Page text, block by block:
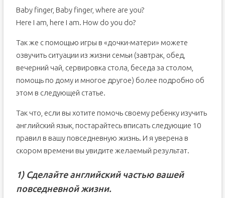
Baby finger, Baby finger, where are you?
Here I am, here I am. How do you do?
Так же с помощью игры в «дочки-матери» можете
озвучить ситуации из жизни семьи (завтрак, обед,
вечерний чай, сервировка стола, беседа за столом,
помощь по дому и многое другое) более подробно об
этом в следующей статье.
Так что, если вы хотите помочь своему ребенку изучить
английский язык, постарайтесь вписать следующие 10
правил в вашу повседневную жизнь. И я уверена в
скором времени вы увидите желаемый результат.
1) Сделайте английский частью вашей
повседневной жизни.